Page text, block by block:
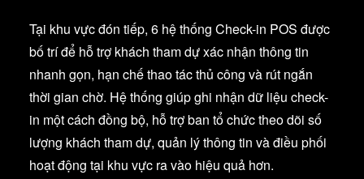
Tại khu vực đón tiếp, 6 hệ thống Check-in POS được
bố trí để hỗ trợ khách tham dự xác nhận thông tin
nhanh gọn, hạn chế thao tác thủ công và rút ngắn
thời gian chờ. Hệ thống giúp ghi nhận dữ liệu check-
in một cách đồng bộ, hỗ trợ ban tổ chức theo dõi số
lượng khách tham dự, quản lý thông tin và điều phối
hoạt động tại khu vực ra vào hiệu quả hơn.